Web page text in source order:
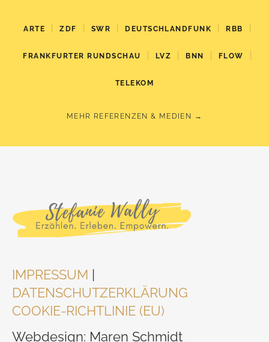
ARTE | ZDF | SWR | DEUTSCHLANDFUNK | RBB |
FRANKFURTER RUNDSCHAU | LVZ | BNN | FLOW |
TELEKOM
MEHR REFERENZEN & MEDIEN →
IMPRESSUM |
DATENSCHUTZERKLÄRUNG
COOKIE-RICHTLINIE (EU)
Webdesign: Maren Schmidt